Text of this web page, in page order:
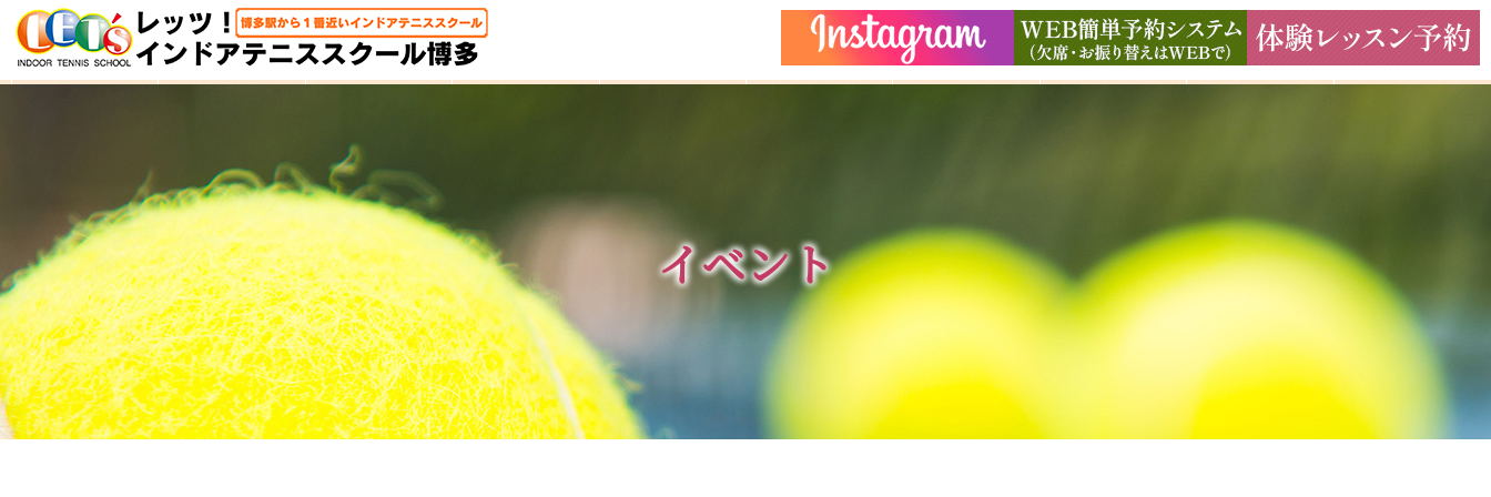
HOME 体験レッスン 大人クラス 子どもクラス イベント 施設ガイド ギャラリー アクセス よくある質問
イベント